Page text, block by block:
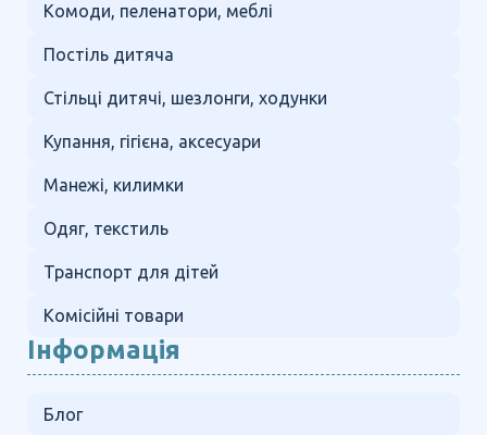
Комоди, пеленатори, меблі
Постіль дитяча
Стільці дитячі, шезлонги, ходунки
Купання, гігієна, аксесуари
Манежі, килимки
Одяг, текстиль
Транспорт для дітей
Комісійні товари
Інформація
Блог